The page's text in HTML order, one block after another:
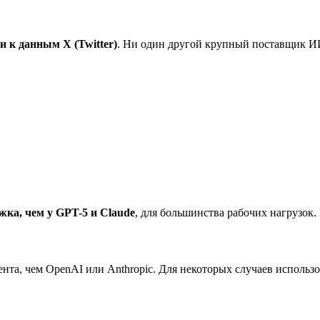
к данным X (Twitter). Ни один другой крупный поставщик
чем у GPT-5 и Claude, для большинства рабочих
чем OpenAI или Anthropic. Для некоторых случаев